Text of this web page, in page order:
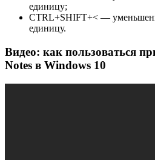
единицу;
CTRL+SHIFT+< —
единицу.
Видео: как пользоваться
Notes в Windows 10